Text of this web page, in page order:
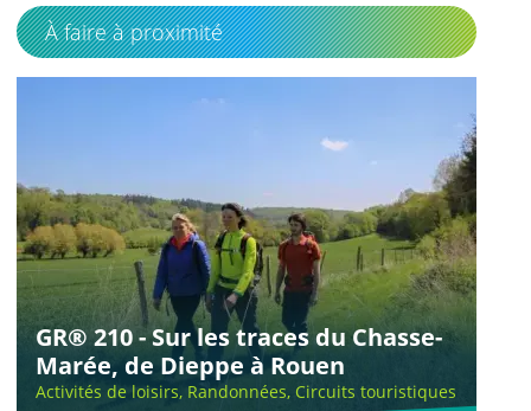
À faire à proximité
GR® 210 - Sur les traces du Chasse-
Marée, de Dieppe à Rouen
Activités de loisirs, Randonnées, Circuits touristiques